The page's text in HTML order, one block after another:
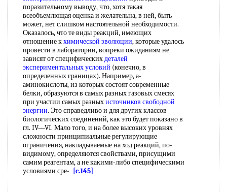
поразительному выводу, что, хотя такая
всеобъемлющая оценка и желательна, в ней, быть
может, нет слишком настоятельной необходимости.
Оказалось, что те виды реакций, имеющих
отношение кхимической эволюции, которые удалось
провести в лаборатории, вопреки ожиданиям не
зависят от специфическихдеталей
экспериментальных условий (конечно, в
определенных границах). Например, а-
аминокислоты, из которых состоят современные
белки, образуются в самых разных газовых смесях
при участии самых разныхисточников свободной
энергии. Это справедливо и для других классов
биологических соединений, как это будет показано в
гл. IV—VI. Мало того, и на более высоких уровнях
сложности принципиальные регулирующие
ограничения, накладываемые на ход реакций, по-
видимому, определяются свойствами, присущими
самим реагентам, а не какими-либо специфическими
условиями сре-
[c.145]